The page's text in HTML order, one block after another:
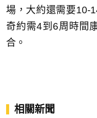
場，大約還需要10-
奇約需4到6周時間
合。
相關新聞